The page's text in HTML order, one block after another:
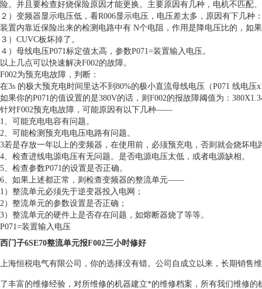
险。并且要检查好烧保险原因才能更换。主要原因有几种，电机不匹配
２）变频器显示电压低，看R006显示电压，电压差太多，原因有下几种
装置内靠近保险出来的检测电路中有 N个电阻，作用是降电压比的，如
３）CUVC板坏掉了。
４）母线电压P071标定值太高，参数P071=装置输入电压。
以上几点可以快速解决F002的故障。
F002为预充电故障，判断：
在3s 的极大预充电时间里达不到80%的极小直流母线电压（P071 线电压
如果你的P071的值设置的是380V的话，则F002的报故障阈值为：
针对F002预充电故障，可能原因有以下几种——
1、可能充电电容有问题。
2、可能检测预充电电压电路有问题。
3若是存放一年以上的变频器，在使用前，必须预充电，否则就会烧坏
4、检查进线电源电压有无问题。是否电源电压太低，或者电源缺相。
5、检查参数P071的设置是否正确。
6、如果上述都正常，则检查变频器的整流单元——
1）整流单元必须先于逆变器投入电网；
2）整流单元的参数设置是否正确；
3）整流单元的硬件上是否存在问题，如熔断器烧了等等。
P071=装置输入电压
西门子6SE70整流单元报F002三小时修好
上海恒税电气有限公司，你的选择没有错。公司自成立以来，长期销售
了丰富的维修经验，对所维修的机器建立*的维修档案，所有我们维修